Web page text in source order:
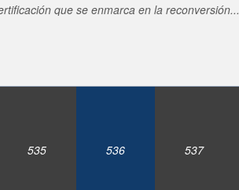
que se enmarca en la reconversión...
535 536 537